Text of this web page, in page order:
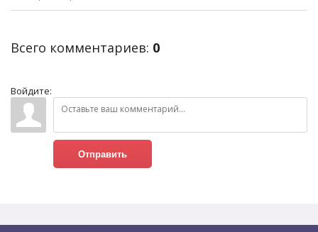
Всего комментариев: 0
Войдите:
Отправить